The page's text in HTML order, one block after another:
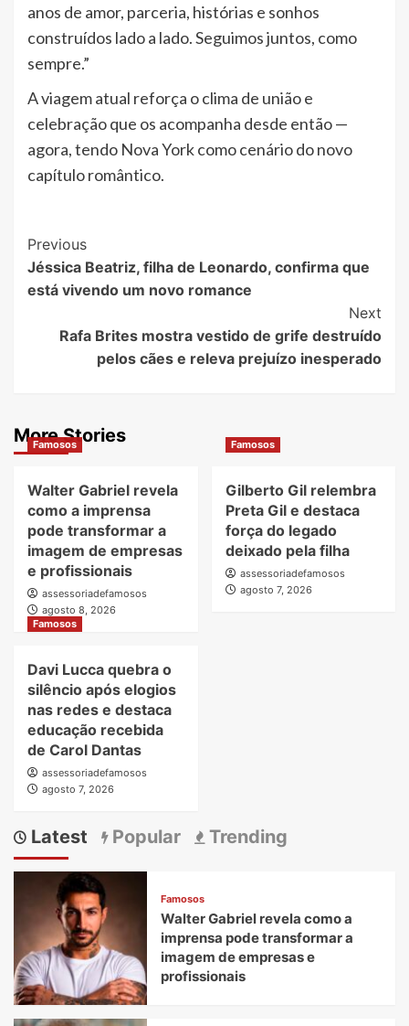
anos de amor, parceria, histórias e sonhos
construídos lado a lado. Seguimos juntos, como
sempre.”
A viagem atual reforça o clima de união e
celebração que os acompanha desde então —
agora, tendo Nova York como cenário do novo
capítulo romântico.
Post
Navigation
Previous
Jéssica Beatriz, filha de Leonardo, confirma que
está vivendo um novo romance
Next
Rafa Brites mostra vestido de grife destruído
pelos cães e releva prejuízo inesperado
More Stories
Famosos
Walter Gabriel revela
como a imprensa
pode transformar a
imagem de empresas
e profissionais
assessoriadefamosos
agosto 8, 2026
Famosos
Gilberto Gil relembra
Preta Gil e destaca
força do legado
deixado pela filha
assessoriadefamosos
agosto 7, 2026
Famosos
Davi Lucca quebra o
silêncio após elogios
nas redes e destaca
educação recebida
de Carol Dantas
assessoriadefamosos
agosto 7, 2026
Latest Popular Trending
Famosos
Walter Gabriel revela como a
imprensa pode transformar a
imagem de empresas e
profissionais